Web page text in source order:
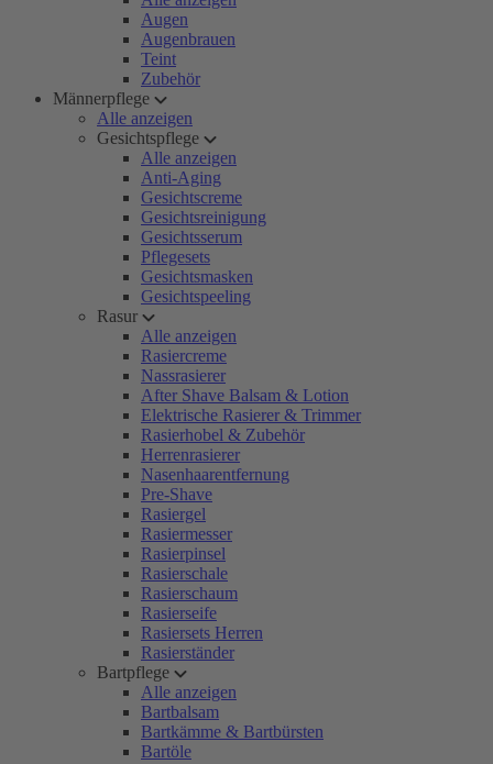
Augen
Augenbrauen
Teint
Zubehör
Männerpflege
Alle anzeigen
Gesichtspflege
Alle anzeigen
Anti-Aging
Gesichtscreme
Gesichtsreinigung
Gesichtsserum
Pflegesets
Gesichtsmasken
Gesichtspeeling
Rasur
Alle anzeigen
Rasiercreme
Nassrasierer
After Shave Balsam & Lotion
Elektrische Rasierer & Trimmer
Rasierhobel & Zubehör
Herrenrasierer
Nasenhaarentfernung
Pre-Shave
Rasiergel
Rasiermesser
Rasierpinsel
Rasierschale
Rasierschaum
Rasierseife
Rasiersets Herren
Rasierständer
Bartpflege
Alle anzeigen
Bartbalsam
Bartkämme & Bartbürsten
Bartöle